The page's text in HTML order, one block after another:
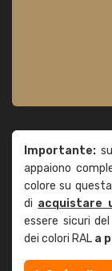
Importante:
appaiono
colore su
di acquistare
essere sicuri
dei colori RAL a